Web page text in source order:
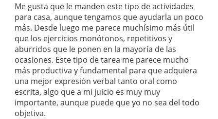
Me gusta que le manden este tipo de actividades
para casa, aunque tengamos que ayudarla un poco
más. Desde luego me parece muchísimo más útil
que los ejercicios monótonos, repetitivos y
aburridos que le ponen en la mayoría de las
ocasiones. Este tipo de tarea me parece mucho
más productiva y fundamental para que adquiera
una mejor expresión verbal tanto oral como
escrita, algo que a mi juicio es muy muy
importante, aunque puede que yo no sea del todo
objetiva.